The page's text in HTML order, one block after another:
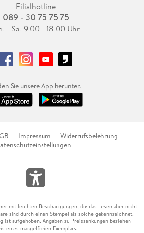
Filialhotline
089 - 30 75 75 75
- Sa. 9.00 - 18.00 Uhr
Sie unsere App herunter.
Impressum
Widerrufsbelehrung
mit leichten Beschädigungen, die das Lesen aber nicht
sind durch einen Stempel als solche gekennzeichnet.
ist aufgehoben. Angaben zu Preissenkungen beziehen
eines mangelfreien Exemplars.